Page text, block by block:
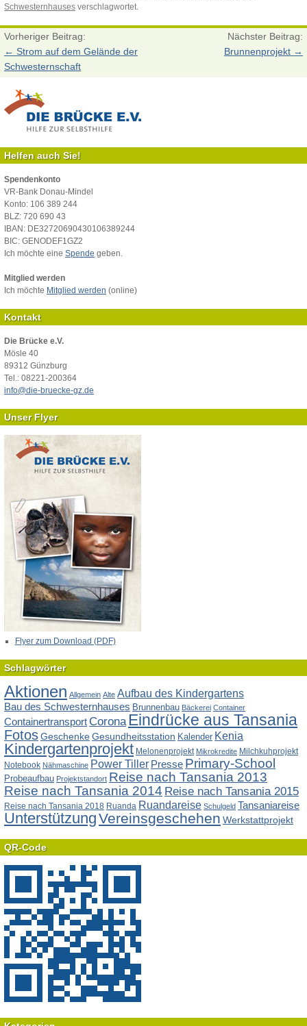
Schwesternhauses verschlagwortet.
Vorheriger Beitrag:
← Strom auf dem Gelände der
Schwesternschaft
Nächster Beitrag:
Brunnenprojekt →
Helfen auch Sie!
Spendenkonto
VR-Bank Donau-Mindel
Konto: 106 389 244
BLZ: 720 690 43
IBAN: DE32720690430106389244
BIC: GENODEF1GZ2
Ich möchte eine Spende geben.
Mitglied werden
Ich möchte Mitglied werden (online)
Kontakt
Die Brücke e.V.
Mösle 40
89312 Günzburg
Tel.: 08221-200364
info@die-bruecke-gz.de
Unser Flyer
Flyer zum Download (PDF)
Schlagwörter
Aktionen Allgemein Alte Aufbau des Kindergartens
Bau des Schwesternhauses Brunnenbau Bäckerei Container
Containertransport Corona Eindrücke aus Tansania
FotosGeschenkeGesundheitsstation Kalender Kenia
Kindergartenprojekt Melonenprojekt Mikrokredite Milchkuhprojekt
Notebook Nähmaschine Power Tiller Presse Primary-School
Probeaufbau Projektstandort Reise nach Tansania 2013
Reise nach Tansania 2014 Reise nach Tansania 2015
Reise nach Tansania 2018 Ruanda Ruandareise Schulgeld Tansaniareise
UnterstützungVereinsgeschehen Werkstattprojekt
QR-Code